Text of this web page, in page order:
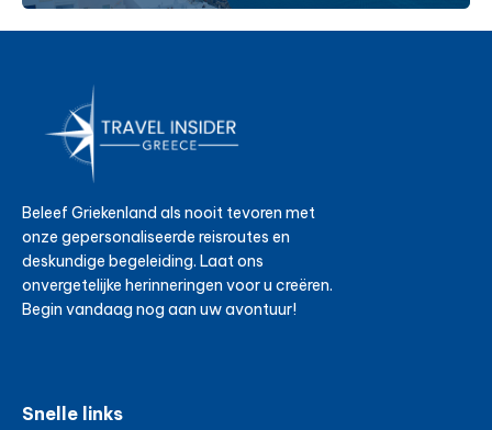
Beleef Griekenland als nooit tevoren met
onze gepersonaliseerde reisroutes en
deskundige begeleiding. Laat ons
onvergetelijke herinneringen voor u creëren.
Begin vandaag nog aan uw avontuur!
Snelle links